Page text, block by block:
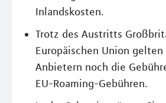
Inlandskosten.
Trotz des Austritts
Europäischen Union
Anbietern noch die
EU-Roaming-Gebühren.